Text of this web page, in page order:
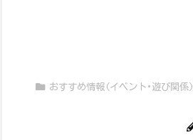
おすすめ情報(イベント･遊び関係)